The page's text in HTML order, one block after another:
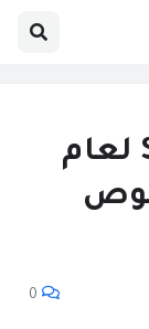
أهم مواضيع SFI Kurs C لعام
0